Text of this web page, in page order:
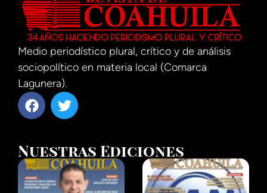
Medio periodístico plural, crítico y de análisis
sociopolítico en materia local (Comarca
Lagunera).
Nuestras Ediciones